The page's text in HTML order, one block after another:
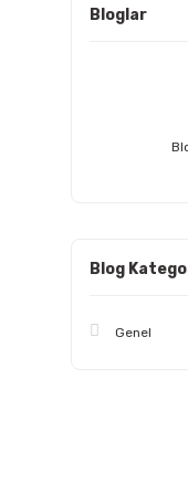
Bloglar
Blog
Genel